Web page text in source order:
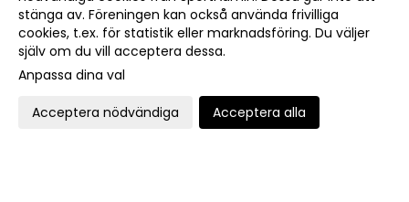
stänga av. Föreningen kan också använda frivilliga
cookies, t.ex. för statistik eller marknadsföring. Du väljer
själv om du vill acceptera dessa.
Anpassa dina val
Acceptera nödvändiga Acceptera alla